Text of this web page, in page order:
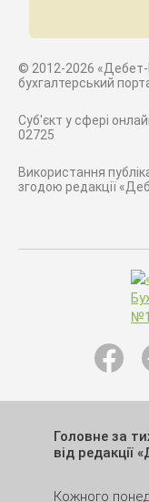
© 2012-2026 «Дебет-
бухгалтерський
Суб'єкт у сфері
02725
Використання
згодою редакції
Головне за
від редакції
Кожного